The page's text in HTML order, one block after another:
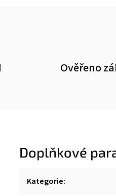
Ověřeno
Doplňkové
Kategorie: